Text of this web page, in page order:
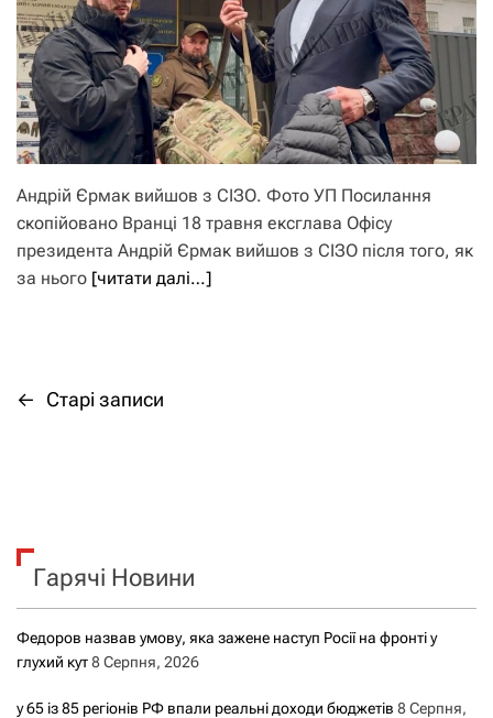
Андрій Єрмак вийшов з СІЗО. Фото УП Посилання
скопійовано Вранці 18 травня ексглава Офісу
президента Андрій Єрмак вийшов з СІЗО після того, як
за нього [читати далі…]
Н
і
а
← Старі записи
Гарячі Новини
Федоров назвав умову, яка зажене наступ Росії на фронті у
глухий кут8 Серпня, 2026
у 65 із 85 регіонів РФ впали реальні доходи бюджетів 8 Серпня,